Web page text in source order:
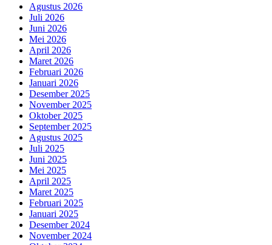
Agustus 2026
Juli 2026
Juni 2026
Mei 2026
April 2026
Maret 2026
Februari 2026
Januari 2026
Desember 2025
November 2025
Oktober 2025
September 2025
Agustus 2025
Juli 2025
Juni 2025
Mei 2025
April 2025
Maret 2025
Februari 2025
Januari 2025
Desember 2024
November 2024